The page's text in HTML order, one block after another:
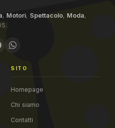
, Motori, Spettacolo, Moda,
SITO
Homepage
Chi siamo
Contatti